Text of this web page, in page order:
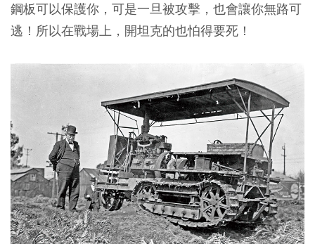
鋼板可以保護你，可是一旦被攻擊，也會讓你無路可
逃！所以在戰場上，開坦克的也怕得要死！